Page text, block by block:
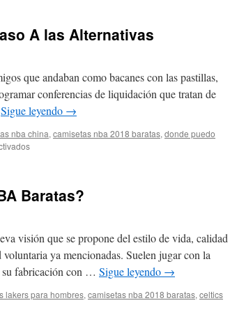
A las Alternativas
que andaban como bacanes con las pastillas,
conferencias de liquidación que tratan de
Sigue leyendo →
nba china, camisetas nba 2018 baratas, donde puedo
en
un
las
Alternativas
Baratas?
visión que se propone del estilo de vida, calidad
ya mencionadas. Suelen jugar con la
su fabricación con … Sigue leyendo →
lakers para hombres, camisetas nba 2018 baratas, celtics